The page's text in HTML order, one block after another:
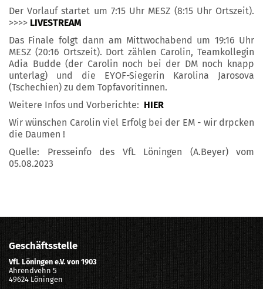
Der Vorlauf startet um 7:15 Uhr MESZ (8:15 Uhr Ortszeit).
>>>> LIVESTREAM
Das Finale folgt dann am Mittwochabend um 19:16 Uhr
MESZ (20:16 Ortszeit). Dort zählen Carolin, Teamkollegin
Adia Budde (der Carolin noch bei der DM noch knapp
unterlag) und die EYOF-Siegerin Karolina Jarosova
(Tschechien) zu dem Topfavoritinnen.
Weitere Infos und Vorberichte: HIER
Wir wünschen Carolin viel Erfolg bei der EM - wir drpcken
die Daumen !
Quelle: Presseinfo des VfL Löningen (A.Beyer) vom
05.08.2023
Geschäftsstelle
VfL Löningen e.V. von 1903
Ahrendvehn 5
49624 Löningen